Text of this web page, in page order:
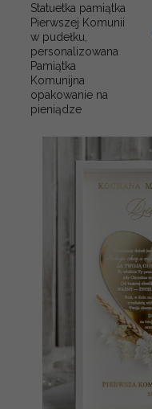
Statuetka pamiątka
Pierwszej Komunii
w pudełku,
personalizowana
Pamiątka
Komunijna
opakowanie na
pieniądze